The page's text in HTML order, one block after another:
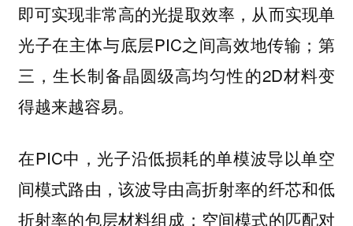
即可实现非常高的光提取效率，从而实现单
光子在主体与底层PIC之间高效地传输；第
三，生长制备晶圆级高均匀性的2D材料变
得越来越容易。
在PIC中，光子沿低损耗的单模波导以单空
间模式路由，该波导由高折射率的纤芯和低
折射率的包层材料组成；空间模式的匹配对